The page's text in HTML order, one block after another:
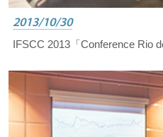
2013/10/30
IFSCC 2013「Conference Rio